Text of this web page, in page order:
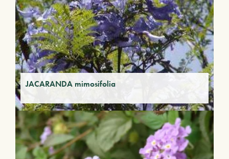
JACARANDA mimosifolia